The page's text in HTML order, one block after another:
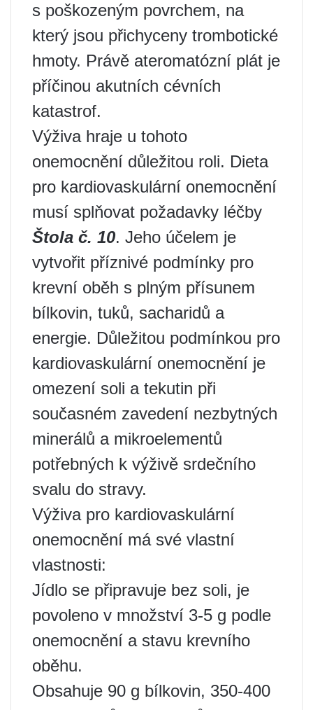
s poškozeným povrchem, na
který jsou přichyceny trombotické
hmoty. Právě ateromatózní plát je
příčinou akutních cévních
katastrof.
Výživa hraje u tohoto
onemocnění důležitou roli. Dieta
pro kardiovaskulární onemocnění
musí splňovat požadavky léčby
Štola č. 10. Jeho účelem je
vytvořit příznivé podmínky pro
krevní oběh s plným přísunem
bílkovin, tuků, sacharidů a
energie. Důležitou podmínkou pro
kardiovaskulární onemocnění je
omezení soli a tekutin při
současném zavedení nezbytných
minerálů a mikroelementů
potřebných k výživě srdečního
svalu do stravy.
Výživa pro kardiovaskulární
onemocnění má své vlastní
vlastnosti:
Jídlo se připravuje bez soli, je
povoleno v množství 3-5 g podle
onemocnění a stavu krevního
oběhu.
Obsahuje 90 g bílkovin, 350-400